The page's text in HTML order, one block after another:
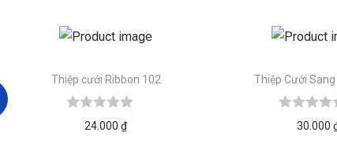
Thiệp cưới Ribbon 102
24.000₫
Thiệp Cưới
30.000